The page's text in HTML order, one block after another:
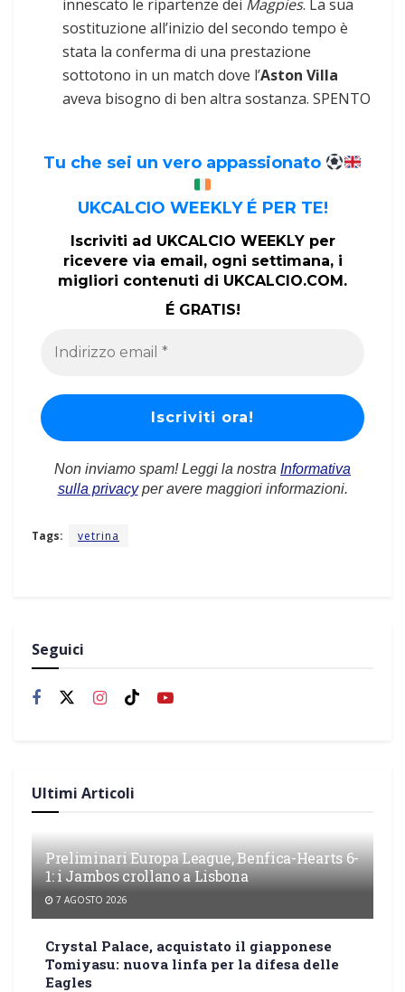
innescato le ripartenze dei Magpies. La sua
sostituzione all’inizio del secondo tempo è
stata la conferma di una prestazione
sottotono in un match dove l’Aston Villa
aveva bisogno di ben altra sostanza. SPENTO
Tu che sei un vero appassionato
UKCALCIO WEEKLY É PER TE!
Iscriviti ad UKCALCIO WEEKLY per
ricevere via email, ogni settimana, i
migliori contenuti di UKCALCIO.COM.
É GRATIS!
Non inviamo spam! Leggi la nostra Informativa
sulla privacyper avere maggiori informazioni.
Tags: vetrina
Seguici
Ultimi Articoli
Preliminari Europa League, Benfica-Hearts 6-
1: i Jambos crollano a Lisbona
7 AGOSTO 2026
Crystal Palace, acquistato il giapponese
Tomiyasu: nuova linfa per la difesa delle
Eagles